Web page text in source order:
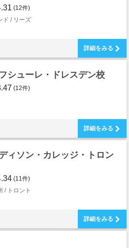
(12件)
ド / リーズ
詳細をみる
シューレ・ドレスデン校
(12件)
詳細をみる
ィソン・カレッジ・トロン
(11件)
/ トロント
詳細をみる